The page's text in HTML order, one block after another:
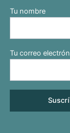
Tu nombre
Tu correo